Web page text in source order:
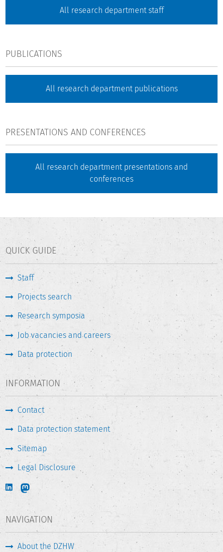
All research department staff
PUBLICATIONS
All research department publications
PRESENTATIONS AND CONFERENCES
All research department presentations and
conferences
QUICK GUIDE
Staff
Projects search
Research symposia
Job vacancies and careers
Data protection
INFORMATION
Contact
Data protection statement
Sitemap
Legal Disclosure
NAVIGATION
About the DZHW